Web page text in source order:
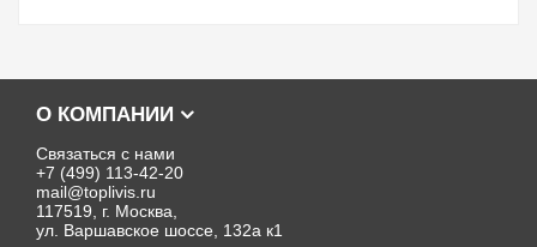
О КОМПАНИИ
Связаться с нами
+7 (499) 113-42-20
mail@toplivis.ru
117519, г. Москва,
ул. Варшавское шоссе, 132а к1